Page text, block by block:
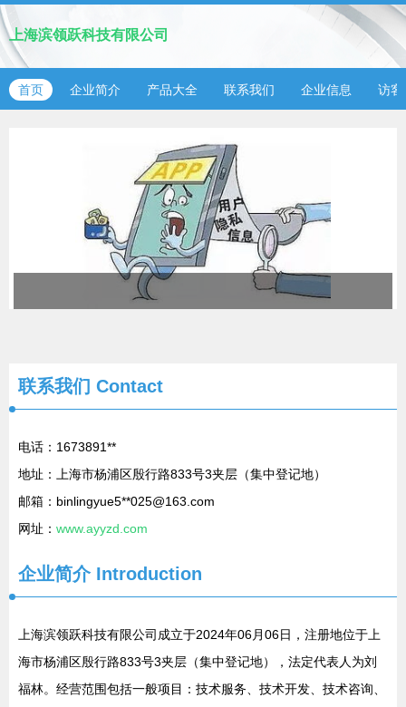
上海滨领跃科技有限公司
首页 企业简介 产品大全 联系我们 企业信息 访客
联系我们 Contact
电话：1673891**
地址：上海市杨浦区殷行路833号3夹层（集中登记地）
邮箱：binlingyue5**025@163.com
网址： www.ayyzd.com
企业简介Introduction
上海滨领跃科技有限公司成立于2024年06月06日，注册地位于上
海市杨浦区殷行路833号3夹层（集中登记地），法定代表人为刘
福林。经营范围包括一般项目：技术服务、技术开发、技术咨询、